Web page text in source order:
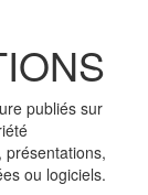
publiés sur
présentations,
ou logiciels.